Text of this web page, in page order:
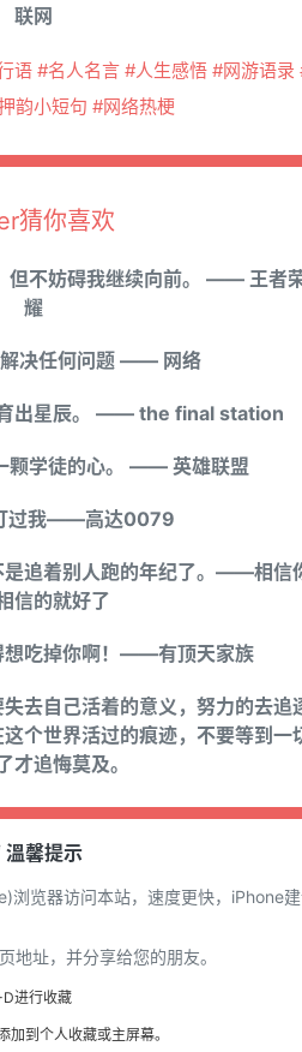
联网
语 #名人名言 #人生感悟 #网游语录
韵小短句 #网络热梗
猜你喜欢
但不妨碍我继续向前。 —— 王者
耀
决任何问题 —— 网络
育出星辰。 —— the final station
颗学徒的心。 —— 英雄联盟
过我——高达0079
是追着别人跑的年纪了。——相信
信的就好了
想吃掉你啊！——有顶天家族
去自己活着的意义，努力的去追
个世界活过的痕迹，不要等到一
才追悔莫及。
馨提示
览器访问本站，速度更快，iPhone
地址，并分享给您的朋友。
进行收藏
加到个人收藏或主屏幕。